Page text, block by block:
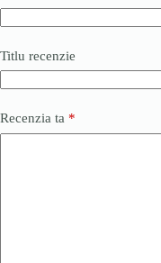
Titlu recenzie
Recenzia ta *